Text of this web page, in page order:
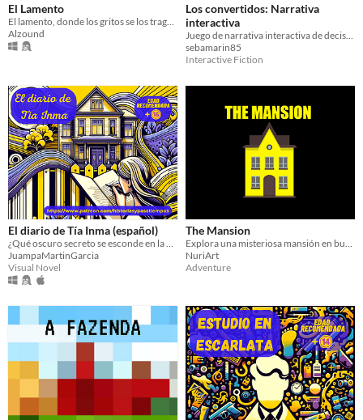
El Lamento
Alzound
Los convertidos: Narrativa
interactiva
sebamarin85
Interactive Fiction
El diario de Tía Inma (español)
JuampaMartinGarcia
Visual Novel
The Mansion
NuriArt
Adventure